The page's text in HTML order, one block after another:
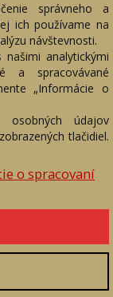
tejto stránky je
Všetky práva sú
správneho a
ich používame na
návštevnosti.
analytickými
a spracovávané
„Informácie o
údajov
tlačidiel.
o spracovaní